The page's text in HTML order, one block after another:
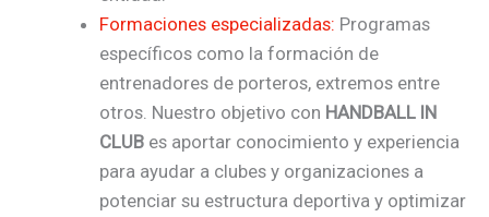
Formaciones especializadas: Programas
específicos como la formación de
entrenadores de porteros, extremos entre
otros. Nuestro objetivo con HANDBALL IN
CLUBes aportar conocimiento y experiencia
para ayudar a clubes y organizaciones a
potenciar su estructura deportiva y optimizar